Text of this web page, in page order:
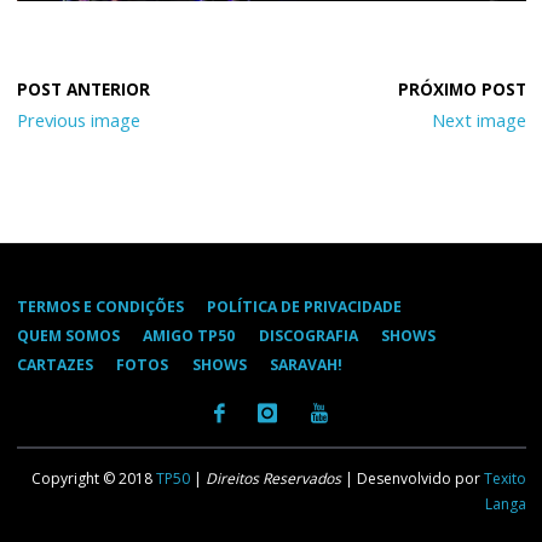
Previous image Next image
TERMOS E CONDIÇÕES
POLÍTICA DE PRIVACIDADE
QUEM SOMOS
AMIGO TP50 DISCOGRAFIA
SHOWS
CARTAZES
FOTOS SHOWS SARAVAH!
Copyright © 2018TP50 | Direitos Reservados| Desenvolvido porTexito
Langa